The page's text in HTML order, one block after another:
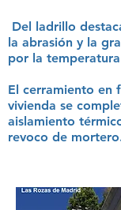
Del ladrillo
la abrasión y la
por la
El cerramiento en
vivienda se
aislamiento
revoco de